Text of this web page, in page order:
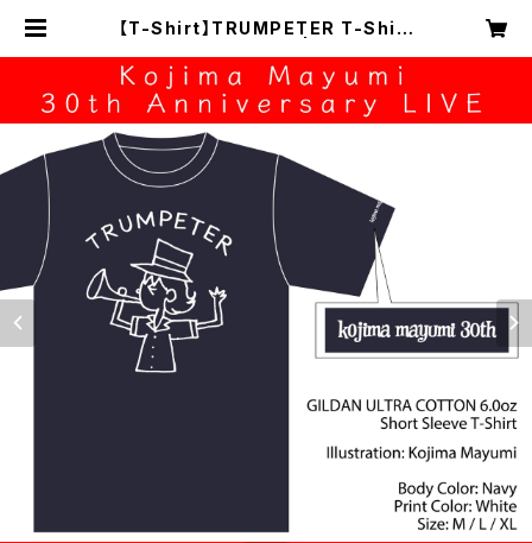
【T-Shirt】TRUMPETER T-Shirt
SIC STORE